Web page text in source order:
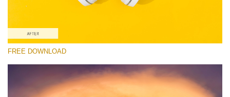
FREE DOWNLOAD